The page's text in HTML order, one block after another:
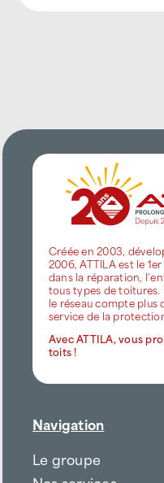
Créée en 2003,
2006, ATTILA est le
dans la réparation,
tous types de toitures.
le réseau compte plus
service de la
Avec ATTILA, vous
toits !
Navigation
Le groupe